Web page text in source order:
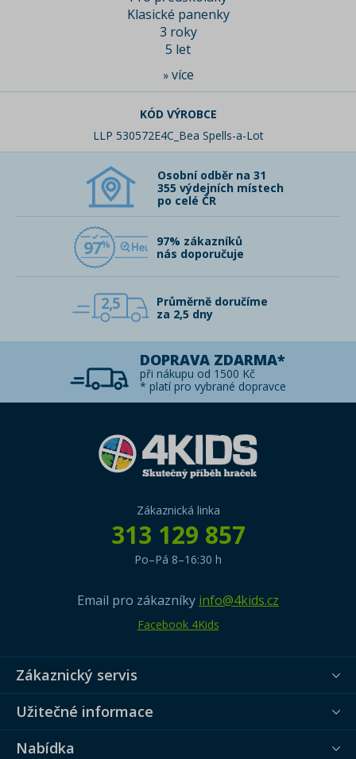
Klasické panenky
3 roky
5 let
» více
KÓD VÝROBCE
LLP 530572E4C_Bea Spells-a-Lot
Osobní odběr na 31
355 výdejních místech
po celé ČR
97
97% zákazníků
nás doporučuje
2,5
Průměrně doručíme
za 2,5 dny
DOPRAVA ZDARMA*
při nákupu od 1500 Kč
* platí pro vybrané dopravce
Zákaznická linka
313 129 857
Po–Pá 8–16:30 h
Email pro zákazníky info@4kids.cz
Facebook 4Kids
Zákaznický servis
Užitečné informace
Nabídka